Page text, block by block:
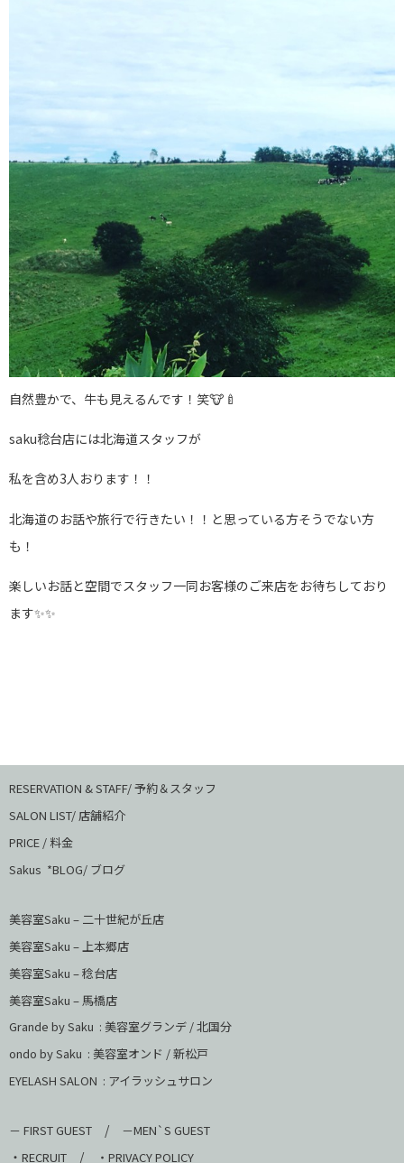
自然豊かで、牛も見えるんです！笑🐮🍼
saku稔台店には北海道スタッフが
私を含め3人おります！！
北海道のお話や旅行で行きたい！！と思っている方そうでない方
も！
楽しいお話と空間でスタッフ一同お客様のご来店をお待ちしており
ます✨✨
RESERVATION & STAFF/ 予約＆スタッフ
SALON LIST/ 店舗紹介
PRICE / 料金
Sakus *BLOG/ ブログ
美容室Saku – 二十世紀が丘店
美容室Saku –上本郷店
美容室Saku –稔台店
美容室Saku – 馬橋店
Grande by Saku : 美容室グランデ / 北国分
ondo by Saku : 美容室オンド / 新松戸
EYELASH SALON : アイラッシュサロン
－ FIRST GUEST / －MEN`S GUEST
・ RECRUIT / ・PRIVACY POLICY